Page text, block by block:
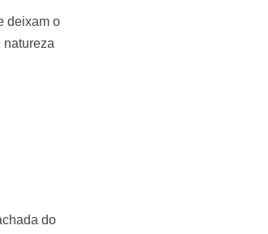
deixam o
natureza
do